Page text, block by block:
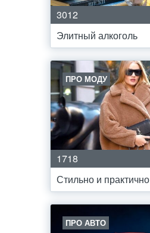
3012
Элитный алкоголь
ПРО МОДУ
1718
Стильно и практично
ПРО АВТО